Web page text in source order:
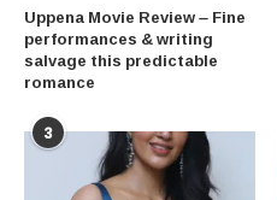
Uppena Movie Review – Fine
performances & writing
salvage this predictable
romance
3